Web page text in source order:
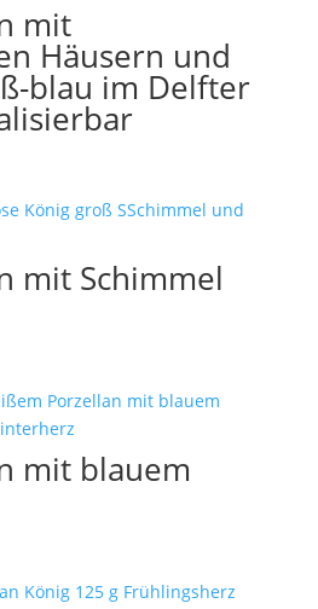
mit
Häusern und
blau im Delfter
mit Schimmel
mit blauem